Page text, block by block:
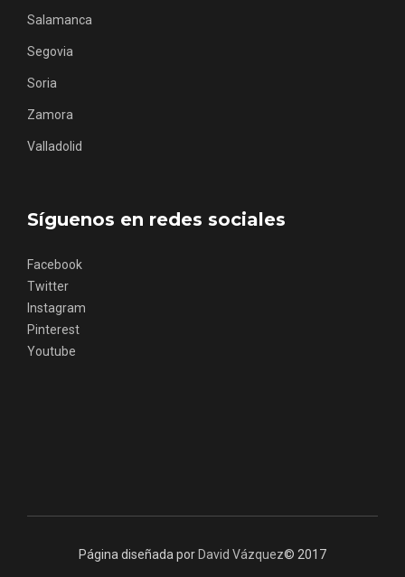
Salamanca
Segovia
Soria
Zamora
Valladolid
Síguenos en redes sociales
Facebook
Twitter
Instagram
Pinterest
Youtube
Página diseñada por David Vázquez© 2017
Concierto de Navidad en Moradillo de
Roa